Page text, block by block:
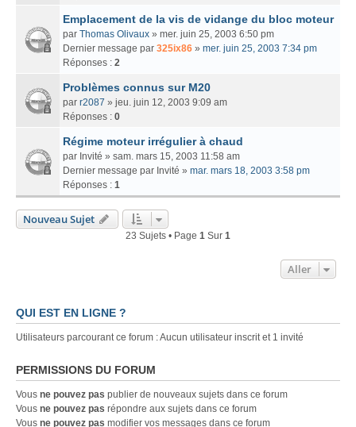
Emplacement de la vis de vidange du bloc moteur
par Thomas Olivaux » mer. juin 25, 2003 6:50 pm
Dernier message par 325ix86 » mer. juin 25, 2003 7:34 pm
Réponses : 2
Problèmes connus sur M20
par r2087 » jeu. juin 12, 2003 9:09 am
Réponses : 0
Régime moteur irrégulier à chaud
par Invité » sam. mars 15, 2003 11:58 am
Dernier message par Invité » mar. mars 18, 2003 3:58 pm
Réponses : 1
Nouveau Sujet
23 Sujets • Page 1 Sur 1
Aller
QUI EST EN LIGNE ?
Utilisateurs parcourant ce forum : Aucun utilisateur inscrit et 1 invité
PERMISSIONS DU FORUM
Vous ne pouvez pas publier de nouveaux sujets dans ce forum
Vous ne pouvez pas répondre aux sujets dans ce forum
Vous ne pouvez pas modifier vos messages dans ce forum